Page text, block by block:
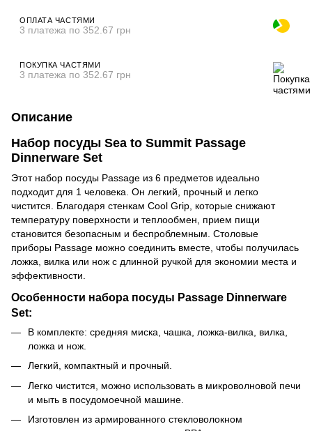
ОПЛАТА ЧАСТЯМИ
3 платежа по 352.67 грн
ПОКУПКА ЧАСТЯМИ
3 платежа по 352.67 грн
Описание
Набор посуды Sea to Summit Passage
Dinnerware Set
Этот набор посуды Passage из 6 предметов идеально
подходит для 1 человека. Он легкий, прочный и легко
чистится. Благодаря стенкам Cool Grip, которые снижают
температуру поверхности и теплообмен, прием пищи
становится безопасным и беспроблемным. Столовые
приборы Passage можно соединить вместе, чтобы получилась
ложка, вилка или нож с длинной ручкой для экономии места и
эффективности.
Особенности набора посуды Passage Dinnerware
Set:
В комплекте: средняя миска, чашка, ложка-вилка, вилка,
ложка и нож.
Легкий, компактный и прочный.
Легко чистится, можно использовать в микроволновой печи
и мыть в посудомоечной машине.
Изготовлен из армированного стекловолокном